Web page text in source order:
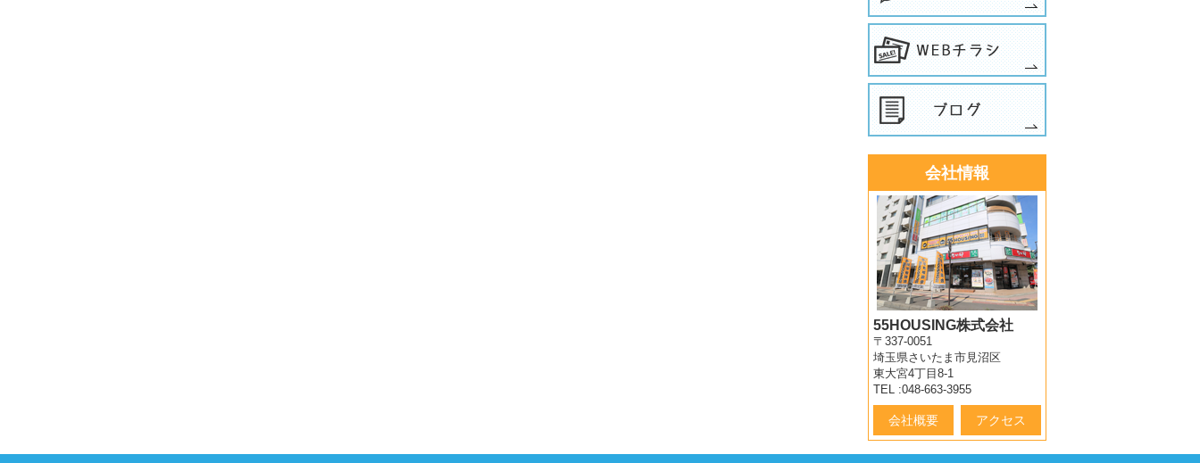
会社情報
55HOUSING株式会社
〒337-0051
埼玉県さいたま市見沼区
東大宮4丁目8-1
TEL :048-663-3955
会社概要 アクセス